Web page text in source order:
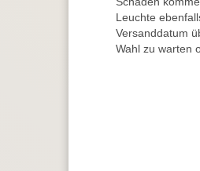
Leuchte
Versanddatum
Wahl zu warten